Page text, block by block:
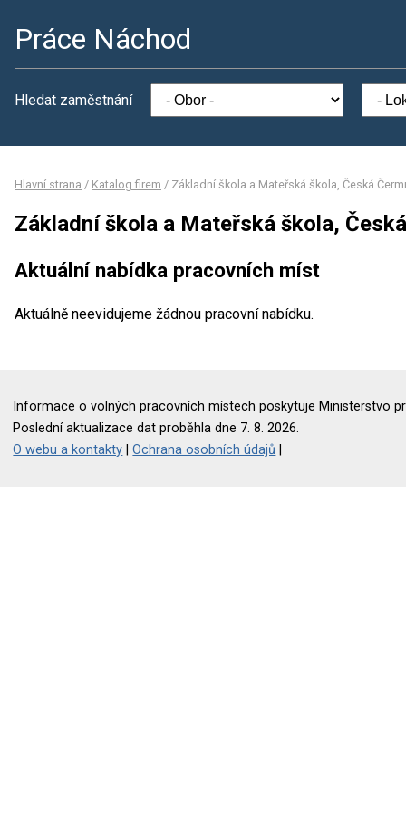
Práce Náchod
Hledat zaměstnání
Hlavní strana / Katalog firem / Základní škola a Mateřská škola, Česká
Základní škola a Mateřská škola,
Aktuální nabídka pracovních míst
Aktuálně neevidujeme žádnou pracovní nabídku.
Informace o volných pracovních místech poskytuje Ministerstvo
Poslední aktualizace dat proběhla dne 7. 8. 2026.
O webu a kontakty |Ochrana osobních údajů